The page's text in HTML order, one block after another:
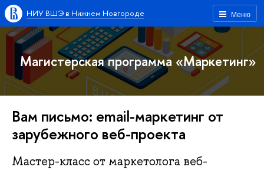
Меню
НИУ ВШЭ в Нижнем Новгороде
Магистерская программа «Маркетинг»
Вам письмо: email-маркетинг от
зарубежного веб-проекта
Мастер-класс от маркетолога веб-